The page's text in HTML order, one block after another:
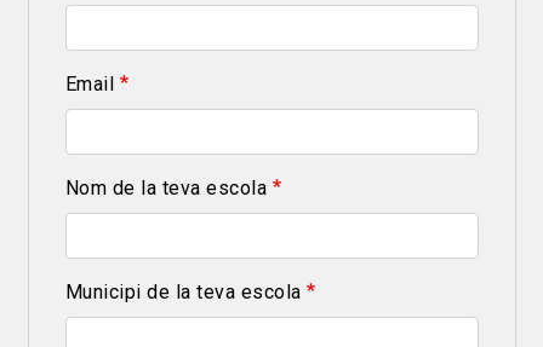
Email
Nom de la teva escola
Municipi de la teva escola